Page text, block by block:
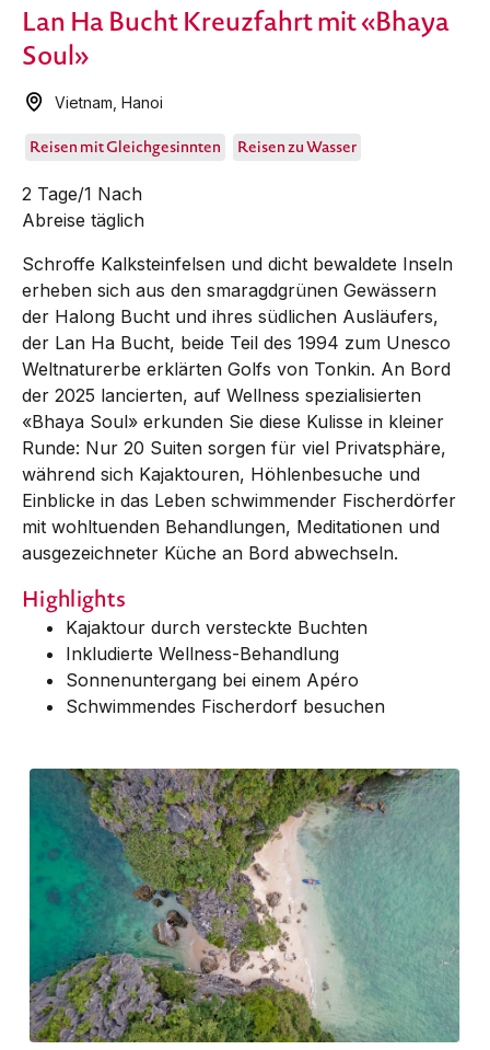
Lan Ha Bucht Kreuzfahrt mit «Bhaya
Soul»
Vietnam ,Hanoi
Reisen mit Gleichgesinnten Reisen zu Wasser
2 Tage/1 Nach
Abreise täglich
Schroffe Kalksteinfelsen und dicht bewaldete Inseln
erheben sich aus den smaragdgrünen Gewässern
der Halong Bucht und ihres südlichen Ausläufers,
der Lan Ha Bucht, beide Teil des 1994 zum Unesco
Weltnaturerbe erklärten Golfs von Tonkin. An Bord
der 2025 lancierten, auf Wellness spezialisierten
«Bhaya Soul» erkunden Sie diese Kulisse in kleiner
Runde: Nur 20 Suiten sorgen für viel Privatsphäre,
während sich Kajaktouren, Höhlenbesuche und
Einblicke in das Leben schwimmender Fischerdörfer
mit wohltuenden Behandlungen, Meditationen und
ausgezeichneter Küche an Bord abwechseln.
Highlights
Kajaktour durch versteckte Buchten
Inkludierte Wellness-Behandlung
Sonnenuntergang bei einem Apéro
Schwimmendes Fischerdorf besuchen